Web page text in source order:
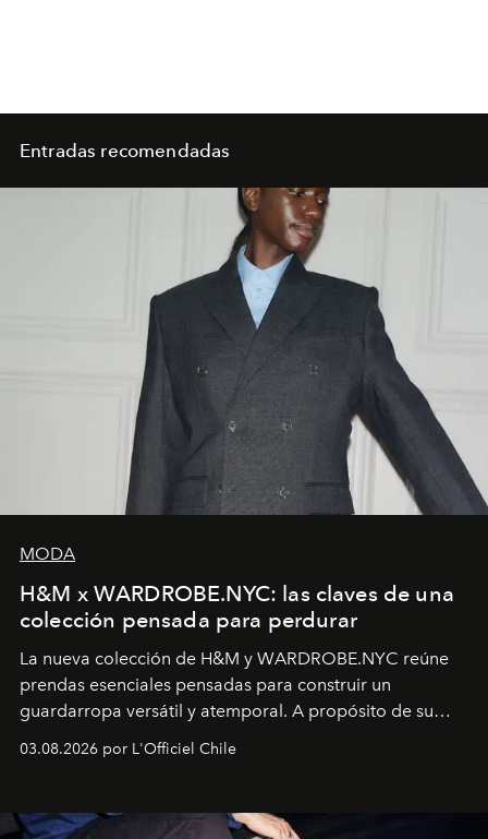
Entradas recomendadas
MODA
H&M x WARDROBE.NYC: las claves de una
colección pensada para perdurar
La nueva colección de H&M y WARDROBE.NYC reúne
prendas esenciales pensadas para construir un
guardarropa versátil y atemporal. A propósito de su
lanzamiento, los fundadores de la firma neoyorquina y
la asesora creativa y jefa de diseño global de la marca
y la filosofía detrás de la propuesta.
03.08.2026 por L'Officiel Chile